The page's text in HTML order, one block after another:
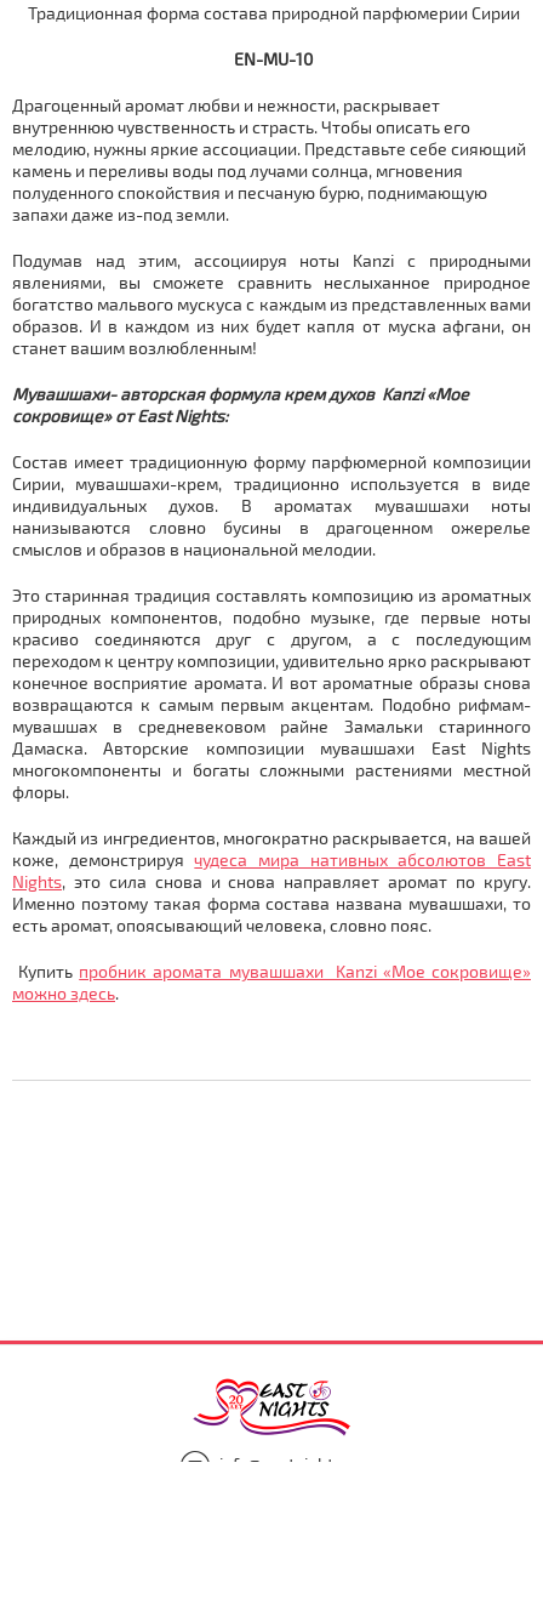
Традиционная форма состава природной парфюмерии Сирии
EN-MU-10
Драгоценный аромат любви и нежности, раскрывает
внутреннюю чувственность и страсть. Чтобы описать его
мелодию, нужны яркие ассоциации. Представьте себе сияющий
камень и переливы воды под лучами солнца, мгновения
полуденного спокойствия и песчаную бурю, поднимающую
запахи даже из-под земли.
Подумав над этим, ассоциируя ноты Kanzi с природными
явлениями, вы сможете сравнить неслыханное природное
богатство мальвого мускуса с каждым из представленных вами
образов. И в каждом из них будет капля от муска афгани, он
станет вашим возлюбленным!
Мувашшахи- авторская формула крем духов Kanzi «Мое
сокровище» от East Nights:
Состав имеет традиционную форму парфюмерной композиции
Сирии, мувашшахи-крем, традиционно используется в виде
индивидуальных духов. В ароматах мувашшахи ноты
нанизываются словно бусины в драгоценном ожерелье
смыслов и образов в национальной мелодии.
Это старинная традиция составлять композицию из ароматных
природных компонентов, подобно музыке, где первые ноты
красиво соединяются друг с другом, а с последующим
переходом к центру композиции, удивительно ярко раскрывают
конечное восприятие аромата. И вот ароматные образы снова
возвращаются к самым первым акцентам. Подобно рифмам-
мувашшах в средневековом райне Замальки старинного
Дамаска. Авторские композиции мувашшахи East Nights
многокомпоненты и богаты сложными растениями местной
флоры.
Каждый из ингредиентов, многократно раскрывается, на вашей
коже, демонстрируячудеса мира нативных абсолютов East
Nights, это сила снова и снова направляет аромат по кругу.
Именно поэтому такая форма состава названа мувашшахи, то
есть аромат, опоясывающий человека, словно пояс.
Купить пробник аромата мувашшахи Kanzi «Мое сокровище»
можно здесь.
info@eastnights.ru